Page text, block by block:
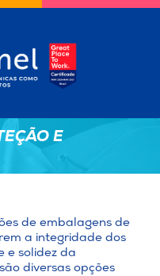
E
de embalagens de
a integridade dos
e solidez da
diversas opções